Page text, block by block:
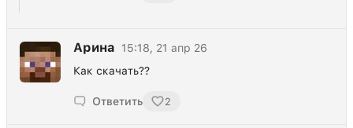
Арина
15:18, 21 апр 26
Как скачать??
Ответить 2